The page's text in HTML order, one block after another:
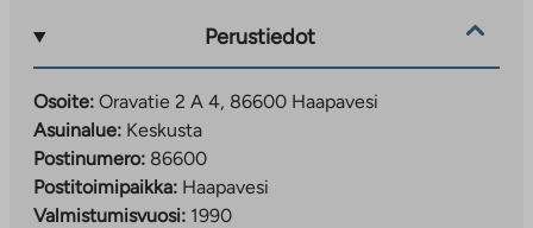
Perustiedot
Osoite: Oravatie 2 A 4, 86600 Haapavesi
Asuinalue: Keskusta
Postinumero: 86600
Postitoimipaikka: Haapavesi
Valmistumisvuosi: 1990